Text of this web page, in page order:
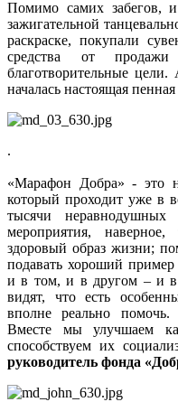
Помимо самих забегов,
зажигательной
раскраске, покупали
средства от
благотворительные
началась настоящая пенная
.
«Марафон Добра» - это
который проходит уже в
тысячи
мероприятия,
здоровый образ жизни;
подавать хороший
и в том, и в другом – и в
видят, что есть
вполне реально
Вместе мы улучшаем
способствуем их
руководитель фонда